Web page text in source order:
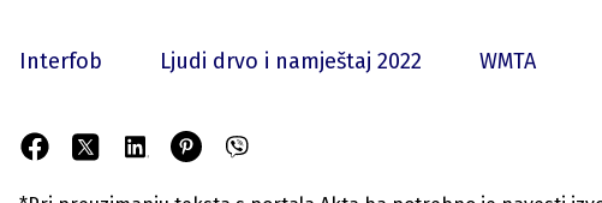
Interfob Ljudi drvo i namještaj 2022 WMTA